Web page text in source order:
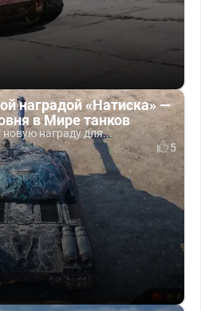
наградой «Натиска» —
в Мире танков
новую награду для...
5